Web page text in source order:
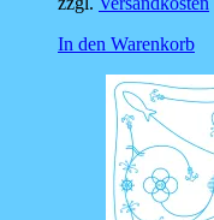
In den Warenkorb